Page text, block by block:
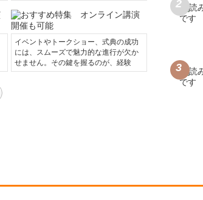
イベントやトークショー、式典の成功
には、スムーズで魅力的な進行が欠か
せません。その鍵を握るのが、経験